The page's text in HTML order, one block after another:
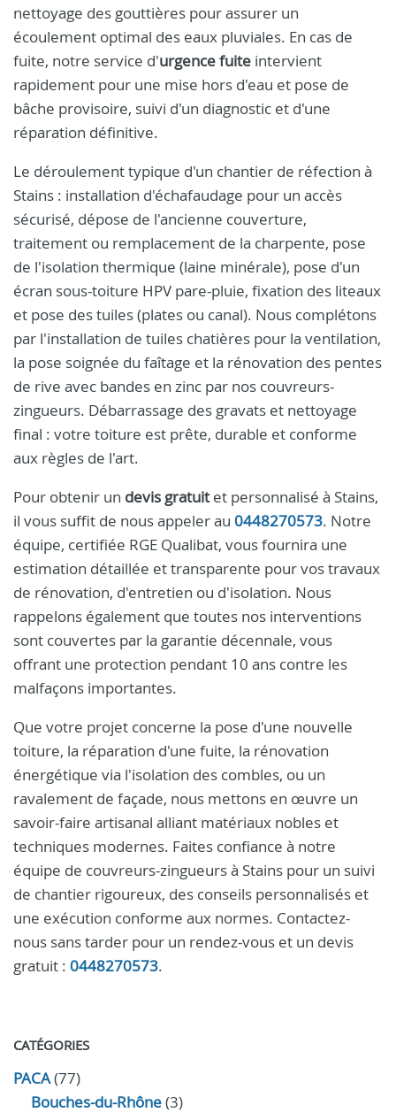
nettoyage des gouttières pour assurer un
écoulement optimal des eaux pluviales. En cas de
fuite, notre service d'urgence fuite intervient
rapidement pour une mise hors d'eau et pose de
bâche provisoire, suivi d'un diagnostic et d'une
réparation définitive.
Le déroulement typique d'un chantier de réfection à
Stains : installation d'échafaudage pour un accès
sécurisé, dépose de l'ancienne couverture,
traitement ou remplacement de la charpente, pose
de l'isolation thermique (laine minérale), pose d'un
écran sous-toiture HPV pare-pluie, fixation des liteaux
et pose des tuiles (plates ou canal). Nous complétons
par l'installation de tuiles chatières pour la ventilation,
la pose soignée du faîtage et la rénovation des pentes
de rive avec bandes en zinc par nos couvreurs-
zingueurs. Débarrassage des gravats et nettoyage
final : votre toiture est prête, durable et conforme
aux règles de l'art.
Pour obtenir un devis gratuitet personnalisé à Stains,
il vous suffit de nous appeler au 0448270573. Notre
équipe, certifiée RGE Qualibat, vous fournira une
estimation détaillée et transparente pour vos travaux
de rénovation, d'entretien ou d'isolation. Nous
rappelons également que toutes nos interventions
sont couvertes par la garantie décennale, vous
offrant une protection pendant 10 ans contre les
malfaçons importantes.
Que votre projet concerne la pose d'une nouvelle
toiture, la réparation d'une fuite, la rénovation
énergétique via l'isolation des combles, ou un
ravalement de façade, nous mettons en œuvre un
savoir-faire artisanal alliant matériaux nobles et
techniques modernes. Faites confiance à notre
équipe de couvreurs-zingueurs à Stains pour un suivi
de chantier rigoureux, des conseils personnalisés et
une exécution conforme aux normes. Contactez-
nous sans tarder pour un rendez-vous et un devis
gratuit : 0448270573.
CATÉGORIES
PACA(77)
Bouches-du-Rhône(3)